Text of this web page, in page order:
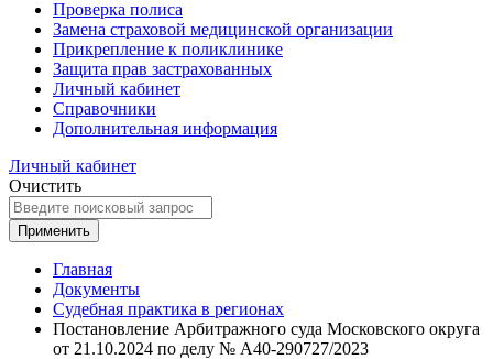
Проверка полиса
Замена страховой медицинской организации
Прикрепление к поликлинике
Защита прав застрахованных
Личный кабинет
Справочники
Дополнительная информация
Личный кабинет
Очистить
Применить
Главная
Документы
Судебная практика в регионах
Постановление Арбитражного суда Московского округа
от 21.10.2024 по делу № А40-290727/2023